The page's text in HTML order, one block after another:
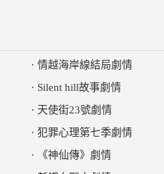
· 情越海岸線結局劇情
· Silent hill故事劇情
· 天使街23號劇情
· 犯罪心理第七季劇情
·
《神仙傳》劇情